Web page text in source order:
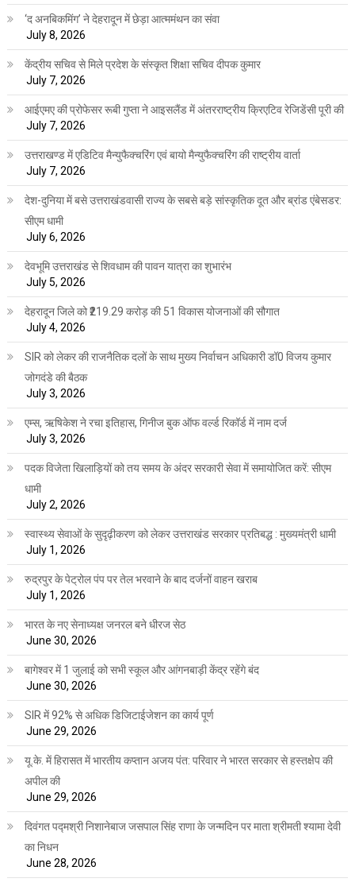
‘द अनबिकमिंग’ ने देहरादून में छेड़ा आत्ममंथन का संवा
July 8, 2026
केंद्रीय सचिव से मिले प्रदेश के संस्कृत शिक्षा सचिव दीपक कुमार
July 7, 2026
आईएमए की प्रोफेसर रूबी गुप्ता ने आइसलैंड में अंतरराष्ट्रीय क्रिएटिव रेजिडेंसी पूरी की
July 7, 2026
उत्तराखण्ड में एडिटिव मैन्युफैक्चरिंग एवं बायो मैन्युफैक्चरिंग की राष्ट्रीय वार्ता
July 7, 2026
देश-दुनिया में बसे उत्तराखंडवासी राज्य के सबसे बड़े सांस्कृतिक दूत और ब्रांड एंबेसडर:
सीएम धामी
July 6, 2026
देवभूमि उत्तराखंड से शिवधाम की पावन यात्रा का शुभारंभ
July 5, 2026
देहरादून जिले को ₹219.29 करोड़ की 51 विकास योजनाओं की सौगात
July 4, 2026
SIR को लेकर की राजनैतिक दलों के साथ मुख्य निर्वाचन अधिकारी डॉ0 विजय कुमार
जोगदंडे की बैठक
July 3, 2026
एम्स, ऋषिकेश ने रचा इतिहास, गिनीज बुक ऑफ वर्ल्ड रिकॉर्ड में नाम दर्ज
July 3, 2026
पदक विजेता खिलाड़ियों को तय समय के अंदर सरकारी सेवा में समायोजित करें: सीएम
धामी
July 2, 2026
स्वास्थ्य सेवाओं के सुदृढ़ीकरण को लेकर उत्तराखंड सरकार प्रतिबद्ध : मुख्यमंत्री धामी
July 1, 2026
रुद्रपुर के पेट्रोल पंप पर तेल भरवाने के बाद दर्जनों वाहन खराब
July 1, 2026
भारत के नए सेनाध्यक्ष जनरल बने धीरज सेठ
June 30, 2026
बागेश्वर में 1 जुलाई को सभी स्कूल और आंगनबाड़ी केंद्र रहेंगे बंद
June 30, 2026
SIR में 92% से अधिक डिजिटाईजेशन का कार्य पूर्ण
June 29, 2026
यू.के. में हिरासत में भारतीय कप्तान अजय पंत: परिवार ने भारत सरकार से हस्तक्षेप की
अपील की
June 29, 2026
दिवंगत पद्मश्री निशानेबाज जसपाल सिंह राणा के जन्मदिन पर माता श्रीमती श्यामा देवी
का निधन
June 28, 2026